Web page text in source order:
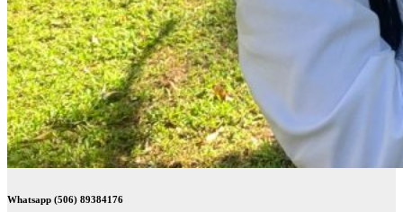
Whatsapp (506) 89384176